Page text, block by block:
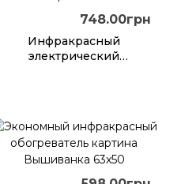
Инфракрасный
электрический
ассортимент пленочных
обогревателей
748.00грн